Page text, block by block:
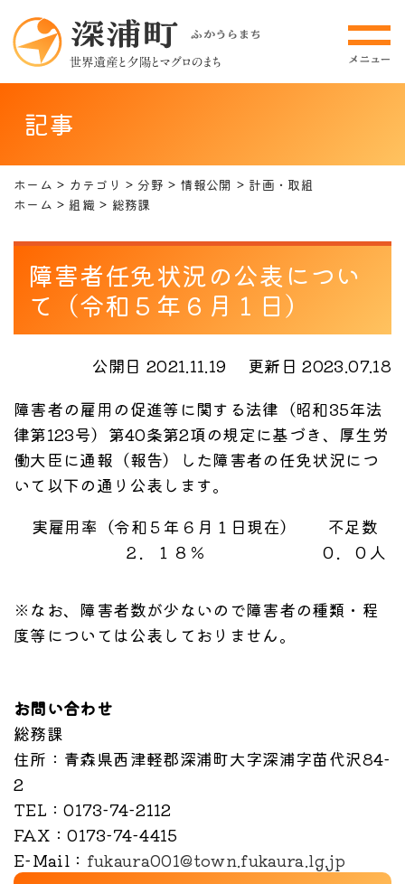
記事
ホーム カテゴリ 分野 情報公開
計画・取組
ホーム
組織 総務課
障害者任免状況の公表につい
て（令和５年６月１日）
公開日 2021.11.19
更新日 2023.07.18
障害者の雇用の促進等に関する法律（昭和35年法
律第123号）第40条第2項の規定に基づき、厚生労
働大臣に通報（報告）した障害者の任免状況につ
いて以下の通り公表します。
実雇用率（令和５年６月１日現在）
不足数
２．１８％
０．０人
※なお、障害者数が少ないので障害者の種類・程
度等については公表しておりません。
お問い合わせ
総務課
住所 ：青森県西津軽郡深浦町大字深浦字苗代沢84-
2
TEL ：0173-74-2112
FAX ：0173-74-4415
E-Mail ： fukaura001@town.fukaura.lg.jp